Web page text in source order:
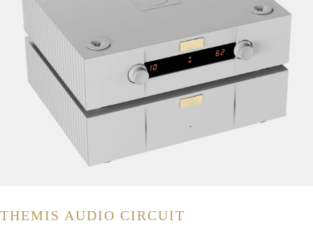
THEMIS AUDIO CIRCUIT